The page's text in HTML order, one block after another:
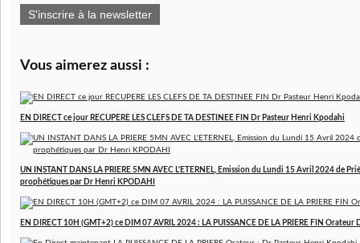
S'inscrire à la newsletter
Vous aimerez aussi :
EN DIRECT ce jour RECUPERE LES CLEFS DE TA DESTINEE FIN Dr Pasteur Henri Kpodahi
UN INSTANT DANS LA PRIERE 5MN AVEC L'ETERNEL, Emission du Lundi 15 Avril 2024 de
prophétiques par Dr Henri KPODAHI
EN DIRECT 10H (GMT+2) ce DIM 07 AVRIL 2024 : LA PUISSANCE DE LA PRIERE FIN